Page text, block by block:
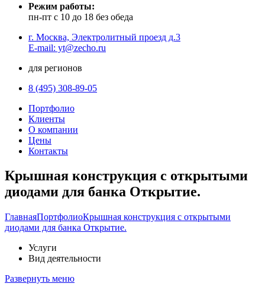
Режим работы:
пн-пт с 10 до 18 без обеда
г. Москва, Электролитный проезд д.3
E-mail: yt@zecho.ru
для регионов
8 (495) 308-89-05
Портфолио
Клиенты
О компании
Цены
Контакты
Крышная конструкция с открытыми
диодами для банка Открытие.
ГлавнаяПортфолиоКрышная конструкция с открытыми
диодами для банка Открытие.
Услуги
Вид деятельности
Развернуть меню